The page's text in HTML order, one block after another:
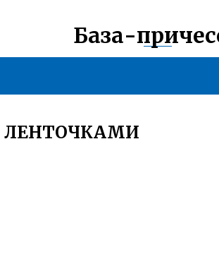
База-
ЛЕНТОЧКАМИ